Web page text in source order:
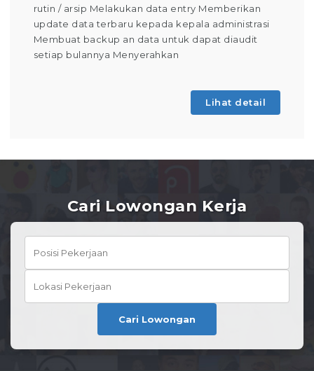
rutin / arsip Melakukan data entry Memberikan
update data terbaru kepada kepala administrasi
Membuat backup an data untuk dapat diaudit
setiap bulannya Menyerahkan
Lihat detail
Cari Lowongan Kerja
Cari Lowongan